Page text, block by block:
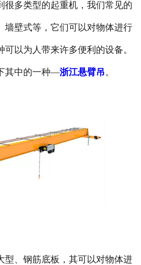
多类型的起重机，我们常见的
墙壁式等，它们可以对物体进行
以为人带来许多便利的设备。
其中的一种—浙江悬臂吊 。
、钢筋底板，其可以对物体进